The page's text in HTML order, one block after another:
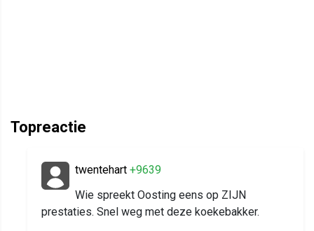
Topreactie
twentehart +9639
Wie spreekt Oosting eens op ZIJN
prestaties. Snel weg met deze koekebakker.